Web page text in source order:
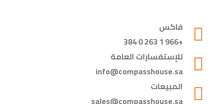
فاكس
+966 1 263 0 384
للإستفسارات العامة
info@compasshouse.sa
المبيعات
sales@compasshouse.sa